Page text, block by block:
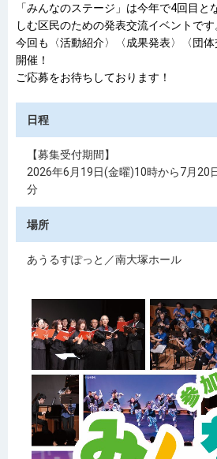
「みんなのステージ」は今年で4回目と
しむ区民のための発表交流イベントです
今回も〈活動紹介〉〈成果発表〉〈団
開催！
ご応募をお待ちしております！
日程
【募集受付期間】
2026年6月19日(金曜)10時から7月20
分
場所
あうるすぽっと／南大塚ホール